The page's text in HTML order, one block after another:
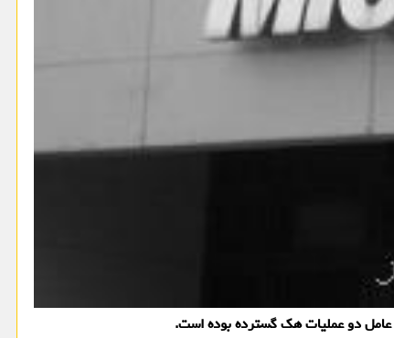
عامل دو عملیات هک گسترده بوده است.